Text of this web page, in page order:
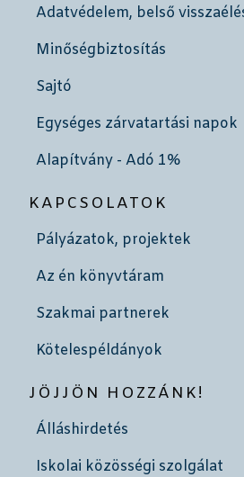
Adatvédelem, belső
Minőségbiztosítás
Sajtó
Egységes zárvatartási napok
Alapítvány - Adó 1%
KAPCSOLATOK
Pályázatok, projektek
Az én könyvtáram
Szakmai partnerek
Kötelespéldányok
JÖJJÖN HOZZÁNK!
Álláshirdetés
Iskolai közösségi szolgálat